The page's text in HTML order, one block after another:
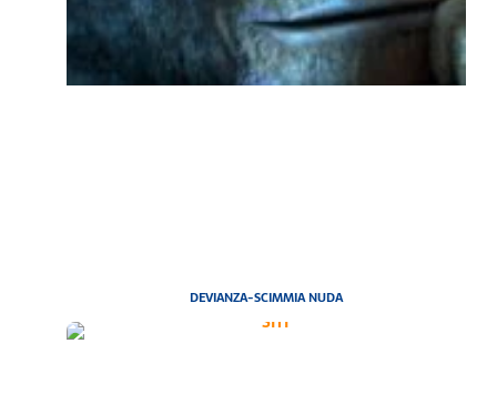
DEVIANZA-SCIMMIA NUDA